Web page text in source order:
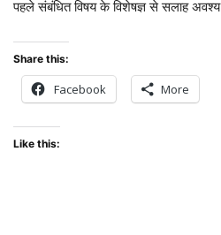
पहले संबंधित विषय के विशेषज्ञ से सलाह अवश्य
Share this:
Facebook More
Like this: